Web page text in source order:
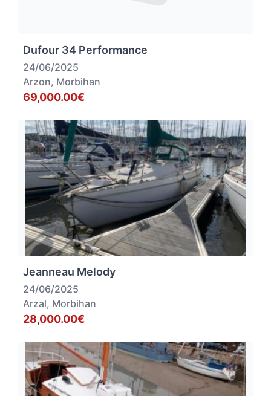
Dufour 34 Performance
24/06/2025
Arzon, Morbihan
69,000.00€
Jeanneau Melody
24/06/2025
Arzal, Morbihan
28,000.00€